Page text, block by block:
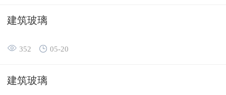
建筑玻璃
 352  05-20
建筑玻璃